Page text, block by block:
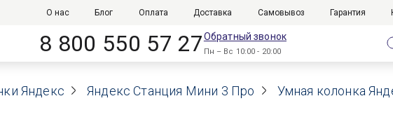
О нас Блог Оплата Доставка Самовывоз Гарантия
8 800 550 57 27Обратный звонок
Пн – Вс 10:00 - 20:00
Яндекс Яндекс Станция Мини 3 Про Умная колонка